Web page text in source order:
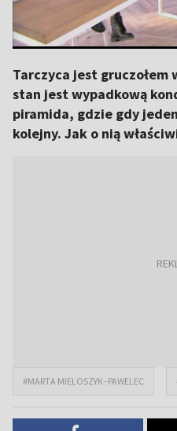
Tarczyca jest
stan jest wypadkową
piramida, gdzie gdy
kolejny. Jak o nią
#MARTA MIELOSZYK–PAWELEC